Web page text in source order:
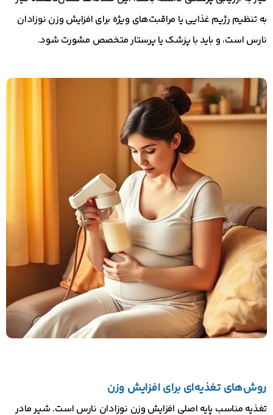
به تنظیم رژیم غذایی یا مراقبت‌های ویژه برای افزایش وزن نوزادان
نارس است، و باید با پزشک یا پرستار متخصص مشورت شود.
روش‌های تغذیه‌ای برای افزایش وزن
تغذیه مناسب پایه اصلی افزایش وزن نوزادان نارس است. شیر مادر